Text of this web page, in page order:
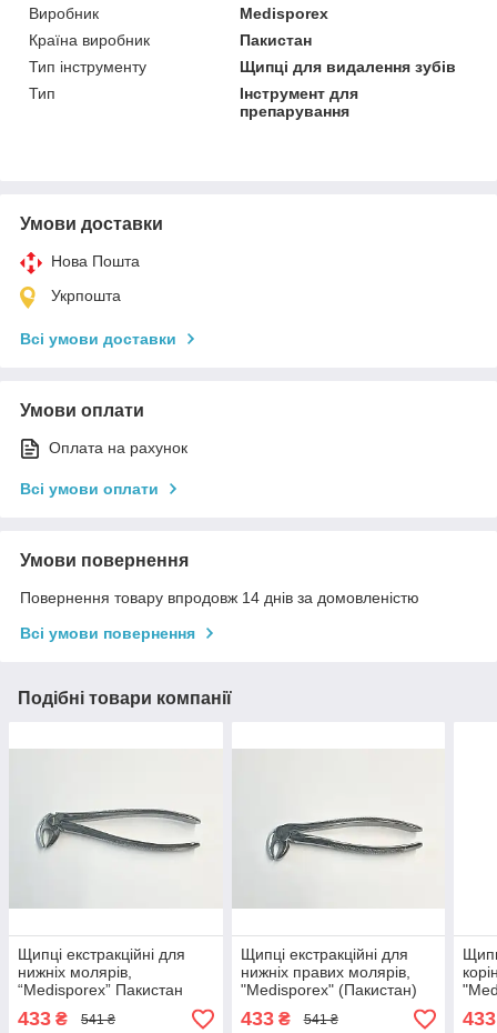
Виробник
Medisporex
Країна виробник
Пакистан
Тип інструменту
Щипці для видалення зубів
Тип
Інструмент для
препарування
Умови доставки
Нова Пошта
Укрпошта
Всі умови доставки
Умови оплати
Оплата на рахунок
Всі умови оплати
Умови повернення
Повернення товару впродовж 14 днів за домовленістю
Всі умови повернення
Подібні товари компанії
Щипці екстракційні для
нижніх молярів,
“Medisporex” Пакистан
433 ₴ 541 ₴
Щипці екстракційні для
нижніх правих молярів,
"Medisporex" (Пакистан)
433₴ 541 ₴ 433